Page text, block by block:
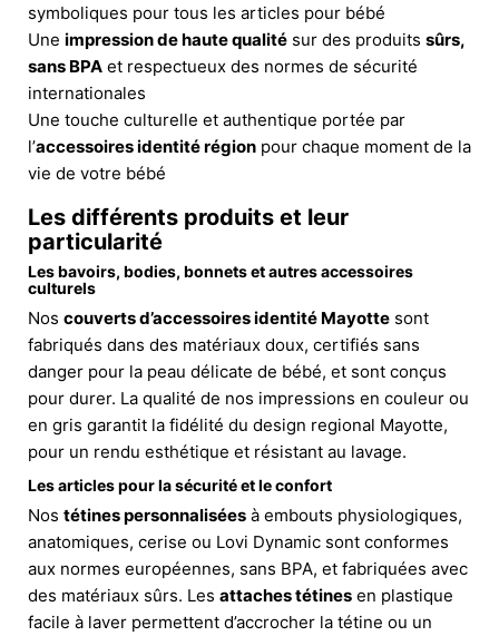
symboliques pour tous les articles pour bébé
Une impression de haute qualité sur des produits sûrs,
sans BPA et respectueux des normes de sécurité
internationales
Une touche culturelle et authentique portée par
l’accessoires identité région pour chaque moment de la
vie de votre bébé
Les différents produits et leur
particularité
Les bavoirs, bodies, bonnets et autres accessoires
culturels
Nos couverts d’accessoires identité Mayotte sont
fabriqués dans des matériaux doux, certifiés sans
danger pour la peau délicate de bébé, et sont conçus
pour durer. La qualité de nos impressions en couleur ou
en gris garantit la fidélité du design regional Mayotte,
pour un rendu esthétique et résistant au lavage.
Les articles pour la sécurité et le confort
Nos tétines personnalisées à embouts physiologiques,
anatomiques, cerise ou Lovi Dynamic sont conformes
aux normes européennes, sans BPA, et fabriquées avec
des matériaux sûrs. Les attaches tétines en plastique
facile à laver permettent d’accrocher la tétine ou un